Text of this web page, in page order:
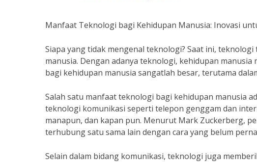
Manfaat Teknologi bagi Kehidupan Manusia: Inovasi
Siapa yang tidak mengenal teknologi? Saat ini,
manusia. Dengan adanya teknologi, kehidupan
bagi kehidupan manusia sangatlah besar, terutama
Salah satu manfaat teknologi bagi kehidupan manusia
teknologi komunikasi seperti telepon genggam dan
manapun, dan kapan pun. Menurut Mark Zuckerberg,
terhubung satu sama lain dengan cara yang belum
Selain dalam bidang komunikasi, teknologi juga